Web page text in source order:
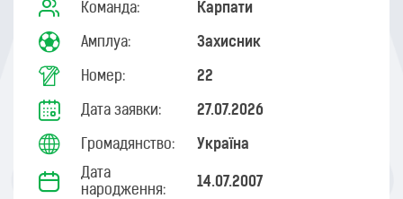
Команда: Карпати
Амплуа: Захисник
Номер: 22
Дата заявки: 27.07.2026
Громадянство: Україна
Дата
народження:
14.07.2007